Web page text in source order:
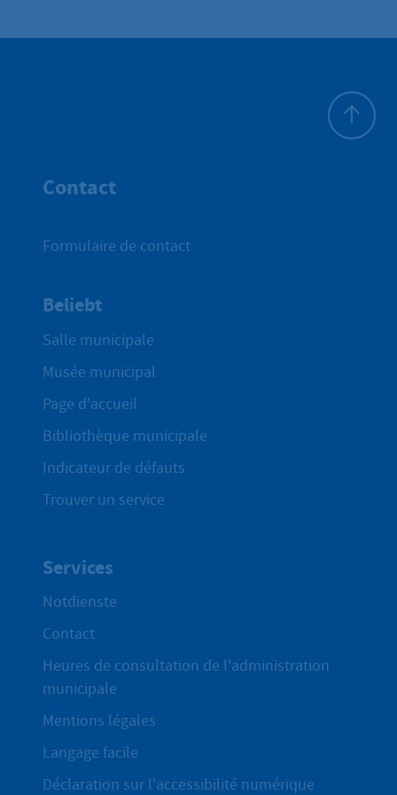
Contact
Formulaire de contact
Beliebt
Salle municipale
Musée municipal
Page d'accueil
Bibliothèque municipale
Indicateur de défauts
Trouver un service
Services
Notdienste
Contact
Heures de consultation de l'administration
municipale
Mentions légales
Langage facile
Déclaration sur l'accessibilité numérique